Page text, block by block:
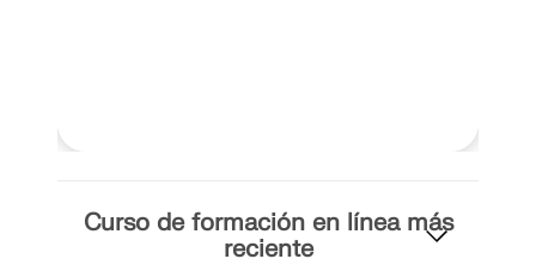
Curso de formación en línea más
reciente